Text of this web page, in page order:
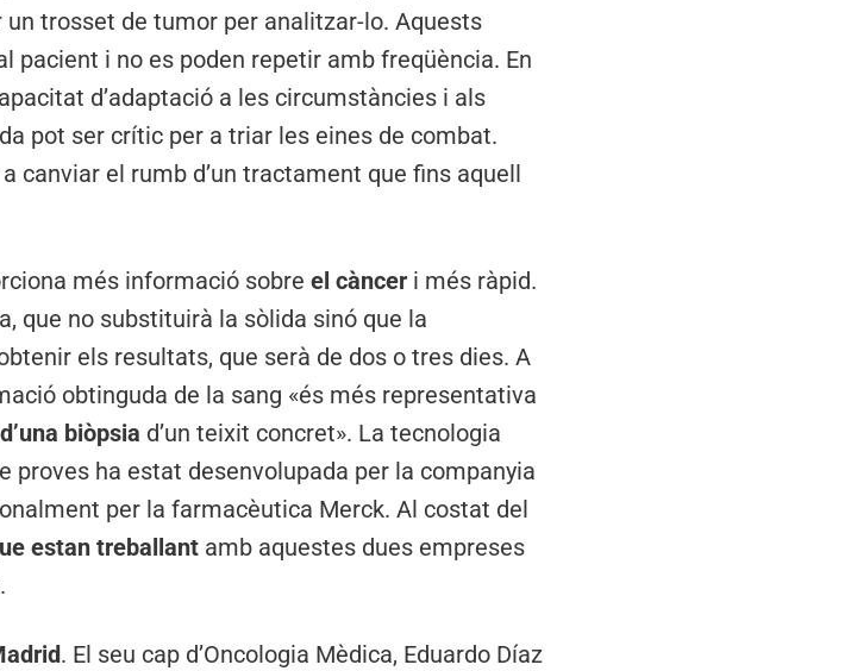
trosset de tumor per analitzar-lo. Aquests
pacient i no es poden repetir amb freqüència. En
d’adaptació a les circumstàncies i als
pot ser crític per a triar les eines de combat.
canviar el rumb d’un tractament que fins aquell
més informació sobreel càncer i més ràpid.
que no substituirà la sòlida sinó que la
els resultats, que serà de dos o tres dies. A
obtinguda de la sang «és més representativa
biòpsia d’un teixit concret». La tecnologia
proves ha estat desenvolupada per la companyia
per la farmacèutica Merck. Al costat del
estan treballant amb aquestes dues empreses
. El seu cap d’Oncologia Mèdica, Eduardo Díaz